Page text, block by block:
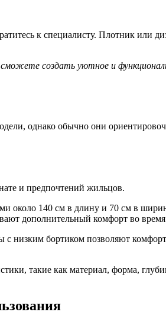
к специалисту. Плотник или
создать уютное и
однако обычно они
и предпочтений жильцов.
около 140 см в длину и 70 см в
дополнительный комфорт во
низким бортиком позволяют
такие как материал, форма,